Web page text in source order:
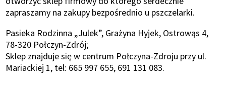
zapraszamy na zakupy bezpośrednio u pszczelarki.
Pasieka Rodzinna „Julek”, Grażyna Hyjek, Ostrowąs 4,
78-320 Połczyn-Zdrój;
Sklep znajduje się w centrum Połczyna-Zdroju przy ul.
Mariackiej 1, tel: 665 997 655, 691 131 083.